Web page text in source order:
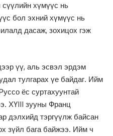
сүүлийн хүмүүс нь
бол эхний хүмүүс нь
дасаж, зохицох гэж
үү, аль эсвэл эрдэм
тулгарах үе байдаг. Ийм
ёс суртахуунтай
ХҮIII зууны Франц
дэлхийд тэргүүлж байсан
зүйл бага байжээ. Ийм ч